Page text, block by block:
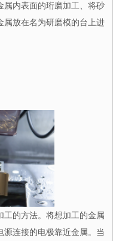
属内表面的珩磨加工、将砂
属放在名为研磨模的台上进
工的方法。将想加工的金属
连接的电极靠近金属。当